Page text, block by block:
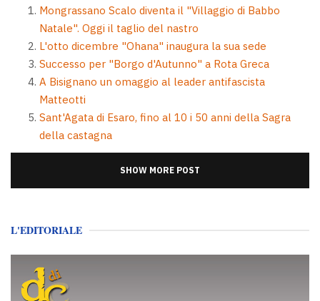
Mongrassano Scalo diventa il "Villaggio di Babbo
Natale". Oggi il taglio del nastro
L'otto dicembre "Ohana" inaugura la sua sede
Successo per "Borgo d'Autunno" a Rota Greca
A Bisignano un omaggio al leader antifascista
Matteotti
Sant'Agata di Esaro, fino al 10 i 50 anni della Sagra
della castagna
SHOW MORE POST
L'EDITORIALE